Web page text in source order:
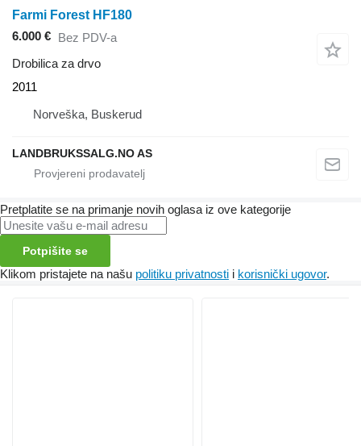
Farmi Forest HF180
6.000 € Bez PDV-a
Drobilica za drvo
2011
Norveška, Buskerud
LANDBRUKSSALG.NO AS
Pretplatite se na primanje novih oglasa iz ove kategorije
Potpišite se
Klikom pristajete na našu politiku privatnosti i korisnički ugovor.